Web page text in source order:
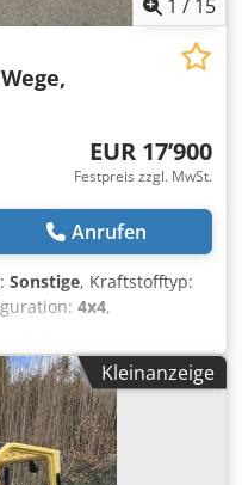
1 / 15
EUR 17’900
Festpreis zzgl. MwSt.
Anrufen
Sonstige, Kraftstofftyp:
4x4,
625 h,
2’000 kg, Ausstattung:
Evljfx Ai Hsr
Kleinanzeige